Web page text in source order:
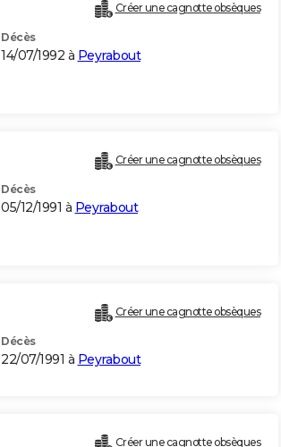
Créer une cagnotte obsèques
Décès
14/07/1992 à Peyrabout
Créer une cagnotte obsèques
Décès
05/12/1991 à Peyrabout
Créer une cagnotte obsèques
Décès
22/07/1991 à Peyrabout
Créer une cagnotte obsèques